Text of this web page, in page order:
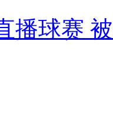
播球赛